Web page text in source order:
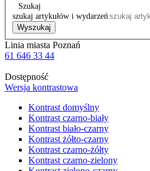
Szukaj
szukaj artykułów i wydarzeń
Wyszukaj
Linia miasta Poznań
61 646 33 44
Dostępność
Wersja kontrastowa
Kontrast domyślny
Kontrast czarno-biały
Kontrast biało-czarny
Kontrast żółto-czarny
Kontrast czarno-żółty
Kontrast czarno-zielony